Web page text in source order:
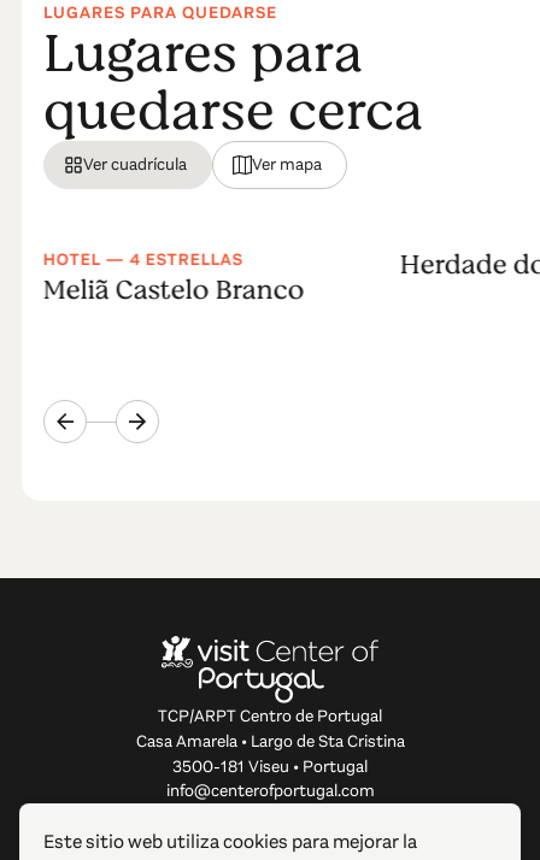
LUGARES PARA QUEDARSE
Lugares para
quedarse cerca
Ver cuadrícula Ver mapa
HOTEL — 4 ESTRELLAS
Meliã Castelo Branco
Herdade
TCP/ARPT Centro de Portugal
Casa Amarela • Largo de Sta Cristina
3500-181 Viseu • Portugal
info@centerofportugal.com
Este sitio web utiliza cookies para mejorar la